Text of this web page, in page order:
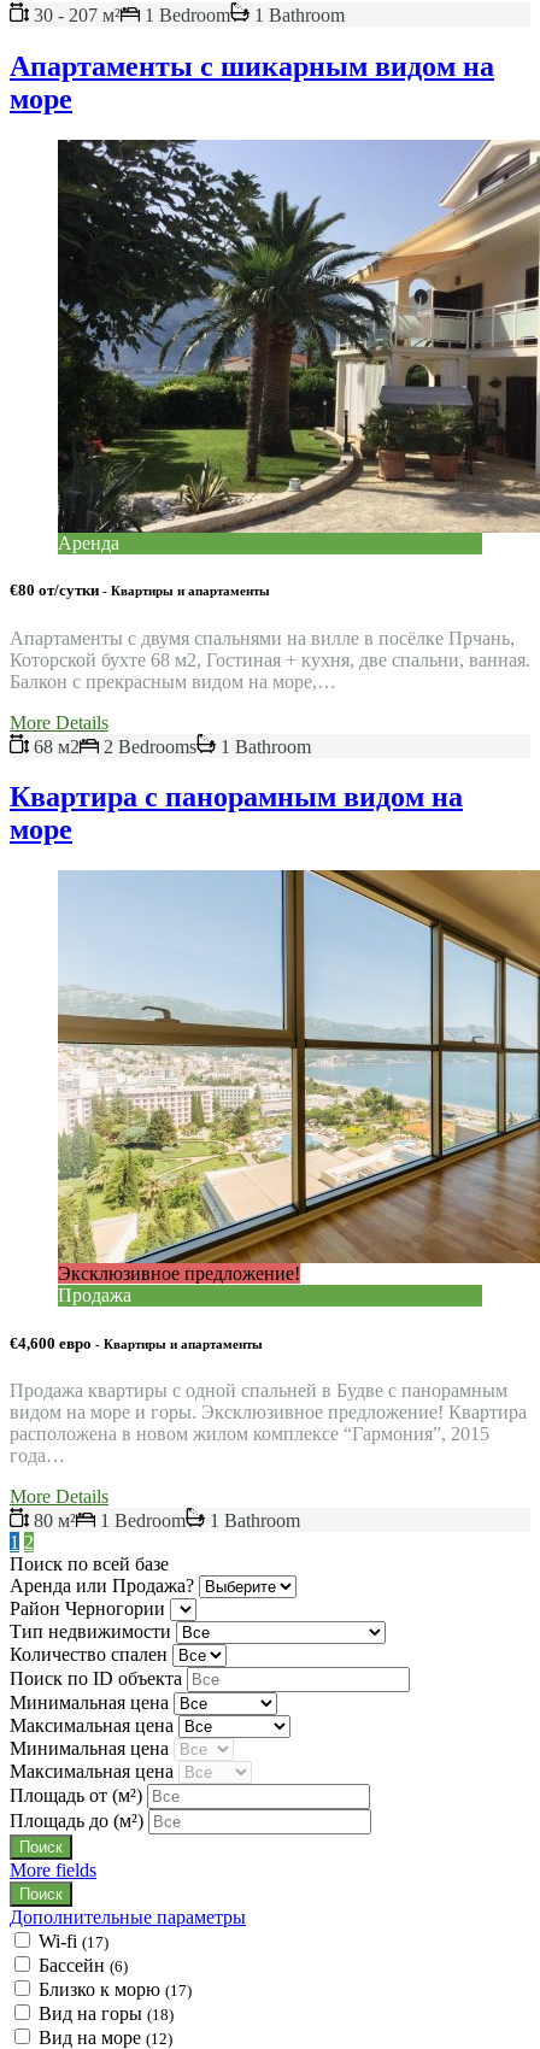
30 - 207 м²
1 Bedroom 1 Bathroom
Апартаменты с шикарным видом на
море
Аренда
€80 от/сутки - Квартиры и апартаменты
Апартаменты с двумя спальнями на вилле в посёлке Прчань,
Которской бухте 68 м2, Гостиная + кухня, две спальни, ванная.
Балкон с прекрасным видом на море,…
More Details
68 м2
2 Bedrooms 1 Bathroom
Квартира с панорамным видом на
море
Эксклюзивное предложение!
Продажа
€4,600 евро - Квартиры и апартаменты
Продажа квартиры с одной спальней в Будве с панорамным
видом на море и горы. Эксклюзивное предложение! Квартира
расположена в новом жилом комплексе “Гармония”, 2015
года…
More Details
80 м²
1 Bedroom
1 Bathroom
1 2
Поиск по всей базе
Аренда или Продажа?
Район Черногории
Тип недвижимости
Количество спален
Поиск по ID объекта
Минимальная цена
Максимальная цена
Минимальная цена
Максимальная цена
Площадь от (м²)
Площадь до (м²)
More fields
Дополнительные параметры
Wi-fi (17)
Бассейн (6)
Близко к морю (17)
Вид на горы (18)
Вид на море (12)